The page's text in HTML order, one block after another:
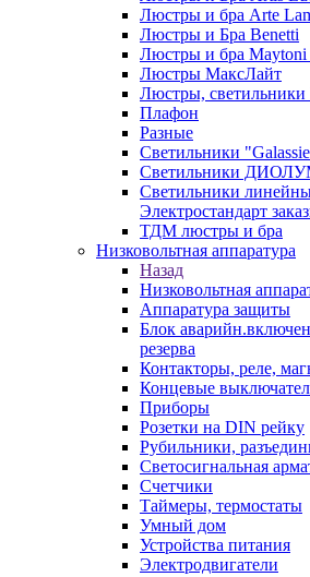
Люстры и бра Arte
Люстры и Бра Benetti
Люстры и бра Maytoni
Люстры МаксЛайт
Люстры,
Плафон
Разные
Светильники
Светильники
Светильники
Электростандарт
ТДМ люстры и бра
Низковольтная аппаратура
Назад
Низковольтная
Аппаратура защиты
Блок
резерва
Контакторы, реле,
Концевые
Приборы
Розетки на DIN рейку
Рубильники,
Светосигнальная
Счетчики
Таймеры, термостаты
Умный дом
Устройства питания
Электродвигатели